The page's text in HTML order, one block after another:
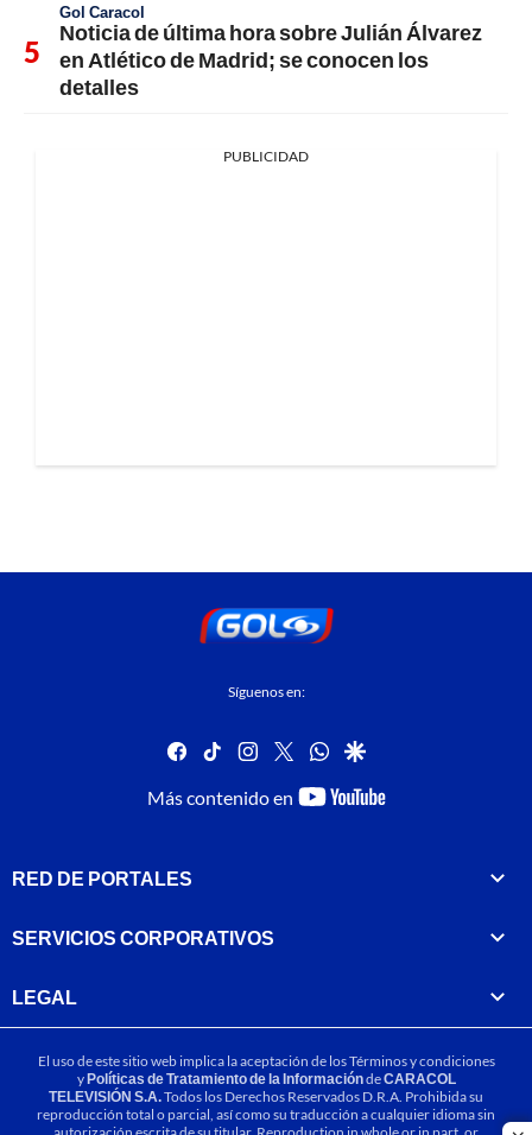
Gol Caracol
Noticia de última hora sobre Julián Álvarez
en Atlético de Madrid; se conocen los
detalles
PUBLICIDAD
Síguenos en:
facebook
tiktok instagram
twitterwhatsapp
google
Más contenido en
youtube-
RED DE PORTALES
SERVICIOS CORPORATIVOS
LEGAL
El uso de este sitio web implica la aceptación de losTérminos y condiciones
yPolíticas de Tratamiento de la InformacióndeCARACOL
TELEVISIÓN S.A.Todos los Derechos Reservados D.R.A. Prohibida su
reproducción total o parcial, así como su traducción a cualquier idioma sin